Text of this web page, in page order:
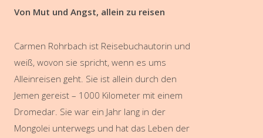
Von Mut und Angst, allein zu reisen
Carmen Rohrbach ist Reisebuchautorin und
weiß, wovon sie spricht, wenn es ums
Alleinreisen geht. Sie ist allein durch den
Jemen gereist – 1000 Kilometer mit einem
Dromedar. Sie war ein Jahr lang in der
Mongolei unterwegs und hat das Leben der